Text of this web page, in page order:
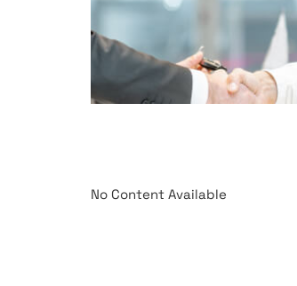
No Content Available